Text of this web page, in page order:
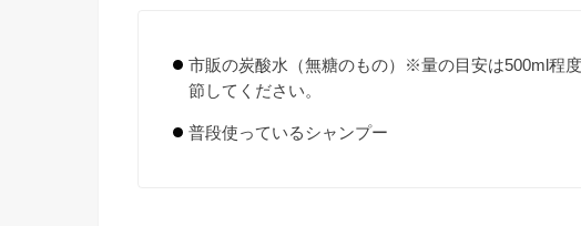
市販の炭酸水（無糖のもの）※量の目安は500ml程
節してください。
普段使っているシャンプー